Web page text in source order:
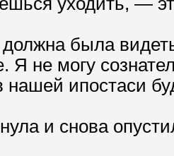
была
Я не могу
нашей ипостаси
и снова